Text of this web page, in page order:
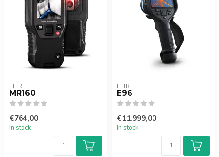
FLIR
MR160
€764,00
In stock
FLIR
E96
€11.999,00
In stock